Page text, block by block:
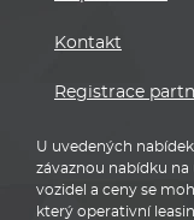
Kontakt
Registrace
U uvedených
závaznou nabídku
vozidel a ceny se
který operativní